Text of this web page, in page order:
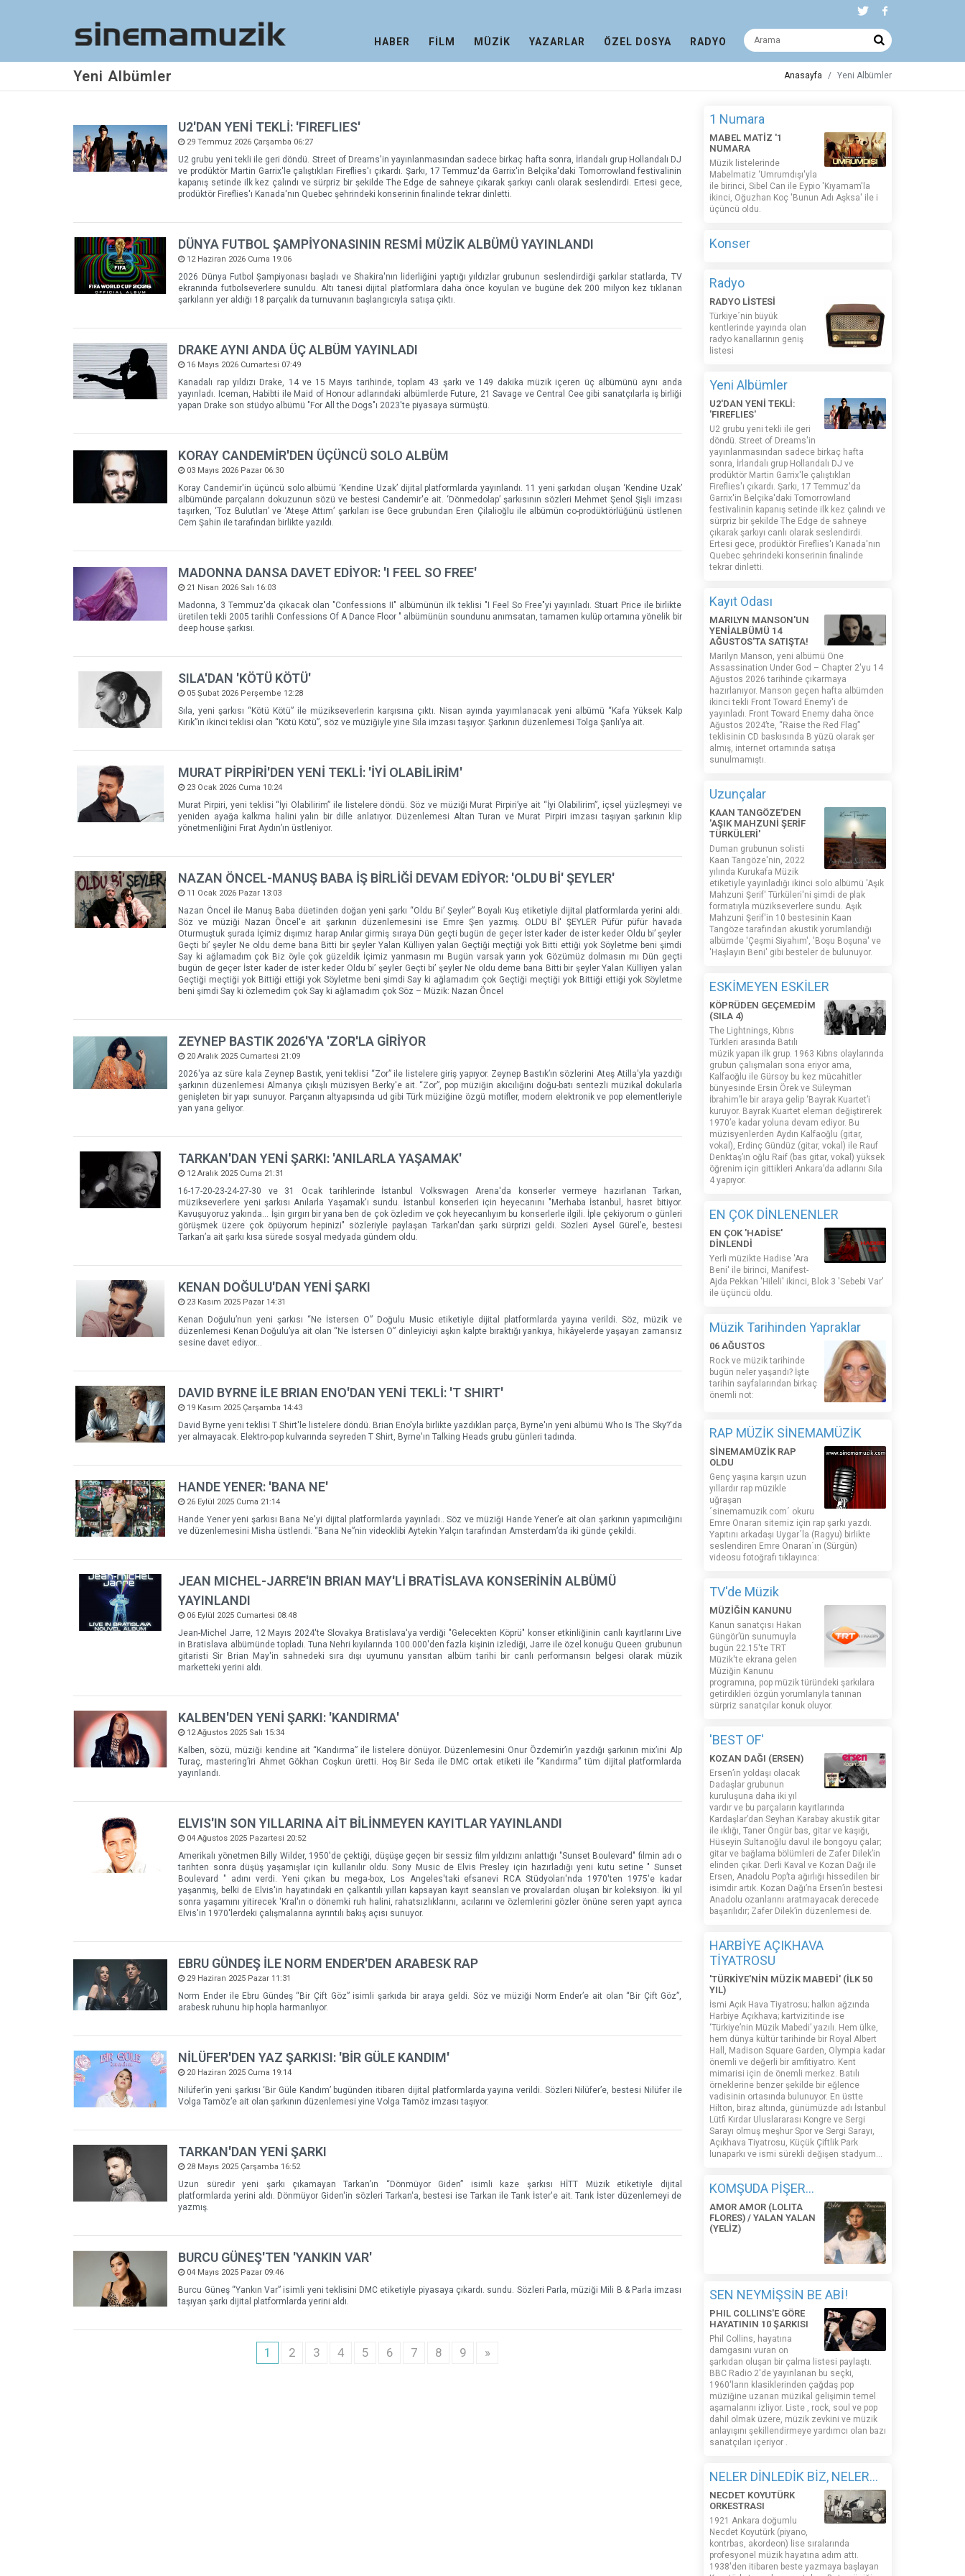
HABER FİLM MÜZİK YAZARLAR ÖZEL DOSYA RADYO
Yeni Albümler Anasayfa Yeni Albümler
U2'DAN YENİ TEKLİ: 'FIREFLIES'
29 Temmuz 2026 Çarşamba 06:27
U2 grubu yeni tekli ile geri döndü. Street of Dreams'in yayınlanmasından sadece birkaç hafta sonra, İrlandalı grup Hollandalı DJ
ve prodüktör Martin Garrix'le çalıştıkları Fireflies'ı çıkardı. Şarkı, 17 Temmuz'da Garrix'in Belçika'daki Tomorrowland festivalinin
kapanış setinde ilk kez çalındı ​​ve sürpriz bir şekilde The Edge de sahneye çıkarak şarkıyı canlı olarak seslendirdi. Ertesi gece,
prodüktör Fireflies'ı Kanada'nın Quebec şehrindeki konserinin finalinde tekrar dinletti.
DÜNYA FUTBOL ŞAMPİYONASININ RESMİ MÜZİK ALBÜMÜ YAYINLANDI
12 Haziran 2026 Cuma 19:06
2026 Dünya Futbol Şampiyonası başladı ve Shakira'nın liderliğini yaptığı yıldızlar grubunun seslendirdiği şarkılar statlarda, TV
ekranında futbolseverlere sunuldu. Altı tanesi dijital platformlara daha önce koyulan ve bugüne dek 200 milyon kez tıklanan
şarkıların yer aldığı 18 parçalık da turnuvanın başlangıcıyla satışa çıktı.
DRAKE AYNI ANDA ÜÇ ALBÜM YAYINLADI
16 Mayıs 2026 Cumartesi 07:49
Kanadalı rap yıldızı Drake, 14 ve 15 Mayıs tarihinde, toplam 43 şarkı ve 149 dakika müzik içeren üç albümünü aynı anda
yayınladı. Iceman, Habibti ile Maid of Honour adlarındaki albümlerde Future, 21 Savage ve Central Cee gibi sanatçılarla iş birliği
yapan Drake son stüdyo albümü "For All the Dogs"ı 2023'te piyasaya sürmüştü.
KORAY CANDEMİR'DEN ÜÇÜNCÜ SOLO ALBÜM
03 Mayıs 2026 Pazar 06:30
Koray Candemir'in üçüncü solo albümü ‘Kendine Uzak’ dijital platformlarda yayınlandı. 11 yeni şarkıdan oluşan ‘Kendine Uzak’
albümünde parçaların dokuzunun sözü ve bestesi Candemir'e ait. ‘Dönmedolap’ şarkısının sözleri Mehmet Şenol Şişli imzası
taşırken, ‘Toz Bulutları’ ve ‘Ateşe Attım’ şarkıları ise Gece grubundan Eren Çilalioğlu ile albümün co-prodüktörlüğünü üstlenen
Cem Şahin ile tarafından birlikte yazıldı.
MADONNA DANSA DAVET EDİYOR: 'I FEEL SO FREE'
21 Nisan 2026 Salı 16:03
Madonna, 3 Temmuz'da çıkacak olan "Confessions II" albümünün ilk teklisi "I Feel So Free"yi yayınladı. Stuart Price ile birlikte
üretilen tekli 2005 tarihli Confessions Of A Dance Floor " albümünün soundunu anımsatan, tamamen kulüp ortamına yönelik bir
deep house şarkısı.
SILA'DAN 'KÖTÜ KÖTÜ'
05 Şubat 2026 Perşembe 12:28
Sıla, yeni şarkısı “Kötü Kötü” ile müzikseverlerin karşısına çıktı. Nisan ayında yayımlanacak yeni albümü “Kafa Yüksek Kalp
Kırık”ın ikinci teklisi olan “Kötü Kötü”, söz ve müziğiyle yine Sıla imzası taşıyor. Şarkının düzenlemesi Tolga Şanlı’ya ait.
MURAT PİRPİRİ'DEN YENİ TEKLİ: 'İYİ OLABİLİRİM'
23 Ocak 2026 Cuma 10:24
Murat Pirpiri, yeni teklisi “İyi Olabilirim” ile listelere döndü. Söz ve müziği Murat Pirpiri’ye ait “İyi Olabilirim”, içsel yüzleşmeyi ve
yeniden ayağa kalkma halini yalın bir dille anlatıyor. Düzenlemesi Altan Turan ve Murat Pirpiri imzası taşıyan şarkının klip
yönetmenliğini Fırat Aydın’ın üstleniyor.
NAZAN ÖNCEL-MANUŞ BABA İŞ BİRLİĞİ DEVAM EDİYOR: 'OLDU Bİ' ŞEYLER'
11 Ocak 2026 Pazar 13:03
Nazan Öncel ile Manuş Baba düetinden doğan yeni şarkı “Oldu Bi’ Şeyler” Boyalı Kuş etiketiyle dijital platformlarda yerini aldı.
Söz ve müziği Nazan Öncel'e ait şarkının düzenlemesini ise Emre Şen yazmış. OLDU Bİ' ŞEYLER Püfür püfür havada
Oturmuştuk şurada İçimiz dışımız harap Anılar girmiş sıraya Dün geçti bugün de geçer İster kader de ister keder Oldu bi’ şeyler
Geçti bi’ şeyler Ne oldu deme bana Bitti bir şeyler Yalan Külliyen yalan Geçtiği meçtiği yok Bitti ettiği yok Söyletme beni şimdi
Say ki ağlamadım çok Biz öyle çok güzeldik İçimiz yanmasın mı Bugün varsak yarın yok Gözümüz dolmasın mı Dün geçti
bugün de geçer İster kader de ister keder Oldu bi’ şeyler Geçti bi’ şeyler Ne oldu deme bana Bitti bir şeyler Yalan Külliyen yalan
Geçtiği meçtiği yok Bittiği ettiği yok Söyletme beni şimdi Say ki ağlamadım çok Geçtiği meçtiği yok Bittiği ettiği yok Söyletme
beni şimdi Say ki özlemedim çok Say ki ağlamadım çok Söz – Müzik: Nazan Öncel
ZEYNEP BASTIK 2026'YA 'ZOR'LA GİRİYOR
20 Aralık 2025 Cumartesi 21:09
2026'ya az süre kala Zeynep Bastık, yeni teklisi “Zor” ile listelere giriş yapıyor. Zeynep Bastık’ın sözlerini Ateş Atilla'yla yazdığı
şarkının düzenlemesi Almanya çıkışlı müzisyen Berky'e ait. “Zor”, pop müziğin akıcılığını doğu-batı sentezli müzikal dokularla
genişleten bir yapı sunuyor. Parçanın altyapısında ud gibi Türk müziğine özgü motifler, modern elektronik ve pop elementleriyle
yan yana geliyor.
TARKAN'DAN YENİ ŞARKI: 'ANILARLA YAŞAMAK'
12 Aralık 2025 Cuma 21:31
16-17-20-23-24-27-30 ve 31 Ocak tarihlerinde İstanbul Volkswagen Arena'da konserler vermeye hazırlanan Tarkan,
müzikseverlere yeni şarkısı Anılarla Yaşamak'ı sundu. İstanbul konserleri için heyecanını "Merhaba İstanbul, hasret bitiyor.
Kavuşuyoruz yakında... İşin gırgırı bir yana ben de çok özledim ve çok heyecanlıyım bu konserlerle ilgili. İple çekiyorum o günleri
görüşmek üzere çok öpüyorum hepinizi" sözleriyle paylaşan Tarkan'dan şarkı sürprizi geldi. Sözleri Aysel Gürel’e, bestesi
Tarkan’a ait şarkı kısa sürede sosyal medyada gündem oldu.
KENAN DOĞULU'DAN YENİ ŞARKI
23 Kasım 2025 Pazar 14:31
Kenan Doğulu’nun yeni şarkısı “Ne İstersen O” Doğulu Music etiketiyle dijital platformlarda yayına verildi. Söz, müzik ve
düzenlemesi Kenan Doğulu’ya ait olan “Ne İstersen O” dinleyiciyi aşkın kalpte bıraktığı yankıya, hikâyelerde yaşayan zamansız
sesine davet ediyor…
DAVID BYRNE İLE BRIAN ENO'DAN YENİ TEKLİ: 'T SHIRT'
19 Kasım 2025 Çarşamba 14:43
David Byrne yeni teklisi T Shirt'le listelere döndü. Brian Eno'yla birlikte yazdıkları parça, Byrne'ın yeni albümü Who Is The Sky?'da
yer almayacak. Elektro-pop kulvarında seyreden T Shirt, Byrne'ın Talking Heads grubu günleri tadında.
HANDE YENER: 'BANA NE'
26 Eylül 2025 Cuma 21:14
Hande Yener yeni şarkısı Bana Ne'yi dijital platformlarda yayınladı.. Söz ve müziği Hande Yener’e ait olan şarkının yapımcılığını
ve düzenlemesini Misha üstlendi. “Bana Ne”nin videoklibi Aytekin Yalçın tarafından Amsterdam’da iki günde çekildi.
JEAN MICHEL-JARRE'IN BRIAN MAY'Lİ BRATİSLAVA KONSERİNİN ALBÜMÜ
YAYINLANDI
06 Eylül 2025 Cumartesi 08:48
Jean-Michel Jarre, 12 Mayıs 2024'te Slovakya Bratislava'ya verdiği "Gelecekten Köprü" konser etkinliğinin canlı kayıtlarını Live
in Bratislava albümünde topladı. Tuna Nehri kıyılarında 100.000'den fazla kişinin izlediği, Jarre ile özel konuğu Queen grubunun
gitaristi Sir Brian May'in sahnedeki sıra dışı uyumunu yansıtan albüm tarihi bir canlı performansın belgesi olarak müzik
marketteki yerini aldı.
KALBEN'DEN YENİ ŞARKI: 'KANDIRMA'
12 Ağustos 2025 Salı 15:34
Kalben, sözü, müziği kendine ait “Kandırma” ile listelere dönüyor. Düzenlemesini Onur Özdemir’in yazdığı şarkının mix’ini Alp
Turaç, mastering’iri Ahmet Gökhan Coşkun üretti. Hoş Bir Seda ile DMC ortak etiketi ile “Kandırma” tüm dijital platformlarda
yayınlandı.
ELVIS'IN SON YILLARINA AİT BİLİNMEYEN KAYITLAR YAYINLANDI
04 Ağustos 2025 Pazartesi 20:52
Amerikalı yönetmen Billy Wilder, 1950'de çektiği, düşüşe geçen bir sessiz film yıldızını anlattığı "Sunset Boulevard" filmin adı o
tarihten sonra düşüş yaşamışlar için kullanılır oldu. Sony Music de Elvis Presley için hazırladığı yeni kutu setine " Sunset
Boulevard " adını verdi. Yeni çıkan bu mega-box, Los Angeles'taki efsanevi RCA Stüdyoları'nda 1970'ten 1975'e kadar
yaşanmış, belki de Elvis'in hayatındaki en çalkantılı yılları kapsayan kayıt seansları ve provalardan oluşan bir koleksiyon. İki yıl
sonra yaşamını yitirecek 'Kral'ın o dönemki ruh halini, rahatsızlıklarını, acılarını ve özlemlerini gözler önüne seren yapıt ayrıca
Elvis'in 1970'lerdeki çalışmalarına ayrıntılı bakış açısı sunuyor.
EBRU GÜNDEŞ İLE NORM ENDER'DEN ARABESK RAP
29 Haziran 2025 Pazar 11:31
Norm Ender ile Ebru Gündeş “Bir Çift Göz” isimli şarkıda bir araya geldi. Söz ve müziği Norm Ender’e ait olan “Bir Çift Göz”,
arabesk ruhunu hip hopla harmanlıyor.
NİLÜFER'DEN YAZ ŞARKISI: 'BİR GÜLE KANDIM'
20 Haziran 2025 Cuma 19:14
Nilüfer’in yeni şarkısı ‘Bir Güle Kandım’ bugünden itibaren dijital platformlarda yayına verildi. Sözleri Nilüfer’e, bestesi Nilüfer ile
Volga Tamöz’e ait olan şarkının düzenlemesi yine Volga Tamöz imzası taşıyor.
TARKAN'DAN YENİ ŞARKI
28 Mayıs 2025 Çarşamba 16:52
Uzun süredir yeni şarkı çıkamayan Tarkan’ın “Dönmüyor Giden” isimli kaze şarkısı HİTT Müzik etiketiyle dijital
platformlarda yerini aldı. Dönmüyor Giden'in sözleri Tarkan'a, bestesi ise Tarkan ile Tarık İster'e ait. Tarık İster düzenlemeyi de
yazmış.
BURCU GÜNEŞ'TEN 'YANKIN VAR'
04 Mayıs 2025 Pazar 09:46
Burcu Güneş “Yankın Var” isimli yeni teklisini DMC etiketiyle piyasaya çıkardı. sundu. Sözleri Parla, müziği Mili B & Parla imzası
taşıyan şarkı dijital platformlarda yerini aldı.
1 2 3 4 5 6 7 8 9 »
1 Numara
MABEL MATİZ '1
NUMARA
Müzik listelerinde
Mabelmatiz ‘Umrumdışı'yla
ile birinci, Sibel Can ile Eypio 'Kıyamam'la
ikinci, Oğuzhan Koç 'Bunun Adı Aşksa' ile i
üçüncü oldu.
Konser
Radyo
RADYO LİSTESİ
Türkiye´nin büyük
kentlerinde yayında olan
radyo kanallarının geniş
listesi
Yeni Albümler
U2'DAN YENİ TEKLİ:
'FIREFLIES'
U2 grubu yeni tekli ile geri
döndü. Street of Dreams'in
yayınlanmasından sadece birkaç hafta
sonra, İrlandalı grup Hollandalı DJ ve
prodüktör Martin Garrix'le çalıştıkları
Fireflies'ı çıkardı. Şarkı, 17 Temmuz'da
Garrix'in Belçika'daki Tomorrowland
festivalinin kapanış setinde ilk kez çalındı ​​ve
sürpriz bir şekilde The Edge de sahneye
çıkarak şarkıyı canlı olarak seslendirdi.
Ertesi gece, prodüktör Fireflies'ı Kanada'nın
Quebec şehrindeki konserinin finalinde
tekrar dinletti.
Kayıt Odası
MARILYN MANSON'UN
YENİALBÜMÜ 14
AĞUSTOS'TA SATIŞTA!
Marilyn Manson, yeni albümü One
Assassination Under God – Chapter 2'yu 14
Ağustos 2026 tarihinde çıkarmaya
hazırlanıyor. Manson geçen hafta albümden
ikinci tekli Front Toward Enemy'i de
yayınladı. Front Toward Enemy daha önce
Ağustos 2024’te, “Raise the Red Flag”
teklisinin CD baskısında B yüzü olarak şer
almış, internet ortamında satışa
sunulmamıştı.
Uzunçalar
KAAN TANGÖZE'DEN
'AŞIK MAHZUNİ ŞERİF
TÜRKÜLERİ'
Duman grubunun solisti
Kaan Tangöze'nin, 2022
yılında Kurukafa Müzik
etiketiyle yayınladığı ikinci solo albümü 'Aşık
Mahzuni Şerif' Türküleri'ni şimdi de plak
formatıyla müzikseverlere sundu. Aşık
Mahzuni Şerif'in 10 bestesinin Kaan
Tangöze tarafından akustik yorumlandığı
albümde 'Çeşmi Siyahım', 'Boşu Boşuna' ve
'Haşlayın Beni' gibi besteler de bulunuyor.
ESKİMEYEN ESKİLER
KÖPRÜDEN GEÇEMEDİM
(SILA 4)
The Lightnings, Kıbrıs
Türkleri arasında Batılı
müzik yapan ilk grup. 1963 Kıbrıs olaylarında
grubun çalışmaları sona eriyor ama,
Kalfaoğlu ile Gürsoy bu kez mücahitler
bünyesinde Ersin Örek ve Süleyman
İbrahim’le bir araya gelip ‘Bayrak Kuartet’i
kuruyor. Bayrak Kuartet eleman değiştirerek
1970’e kadar yoluna devam ediyor. Bu
müzisyenlerden Aydın Kalfaoğlu (gitar,
vokal), Erdinç Gündüz (gitar, vokal) ile Rauf
Denktaş’ın oğlu Raif (bas gitar, vokal) yüksek
öğrenim için gittikleri Ankara’da adlarını Sıla
4 yapıyor.
EN ÇOK DİNLENENLER
EN ÇOK 'HADİSE'
DİNLENDİ
Yerli müzikte Hadise 'Ara
Beni' ile birinci, Manifest-
Ajda Pekkan 'Hileli' ikinci, Blok 3 'Sebebi Var'
ile üçüncü oldu.
Müzik Tarihinden Yapraklar
06 AĞUSTOS
Rock ve müzik tarihinde
bugün neler yaşandı? İşte
tarihin sayfalarından birkaç
önemli not:
RAP MÜZİK SİNEMAMÜZİK
SİNEMAMÜZİK RAP
OLDU
Genç yaşına karşın uzun
yıllardır rap müzikle
uğraşan
´sinemamuzik.com´ okuru
Emre Onaran sitemiz için rap şarkı yazdı.
Yapıtını arkadaşı Uygar´la (Ragyu) birlikte
seslendiren Emre Onaran´ın (Sürgün)
videosu fotoğrafı tıklayınca:
TV'de Müzik
MÜZİĞİN KANUNU
Kanun sanatçısı Hakan
Güngör’ün sunumuyla
bugün 22.15'te TRT
Müzik'te ekrana gelen
Müziğin Kanunu
programına, pop müzik türündeki şarkılara
getirdikleri özgün yorumlarıyla tanınan
sürpriz sanatçılar konuk oluyor.
'BEST OF'
KOZAN DAĞI (ERSEN)
Ersen’in yoldaşı olacak
Dadaşlar grubunun
kuruluşuna daha iki yıl
vardır ve bu parçaların kayıtlarında
Kardaşlar’dan Seyhan Karabay akustik gitar
ile ıklığı, Taner Öngür bas, gitar ve kaşığı,
Hüseyin Sultanoğlu davul ile bongoyu çalar;
gitar ve bağlama bölümleri de Zafer Dilek’in
elinden çıkar. Derli Kaval ve Kozan Dağı ile
Ersen, Anadolu Pop’ta ağırlığı hissedilen bir
isimdir artık. Kozan Dağı’na Ersen’in bestesi
Anadolu ozanlarını aratmayacak derecede
başarılıdır; Zafer Dilek’in düzenlemesi de.
HARBİYE AÇIKHAVA
TİYATROSU
'TÜRKİYE'NİN MÜZİK MABEDİ' (İLK 50
YIL)
İsmi Açık Hava Tiyatrosu; halkın ağzında
Harbiye Açıkhava; kartvizitinde ise
‘Türkiye’nin Müzik Mabedi’ yazılı. Hem ülke,
hem dünya kültür tarihinde bir Royal Albert
Hall, Madison Square Garden, Olympia kadar
önemli ve değerli bir amfitiyatro. Kent
mimarisi için de önemli merkez. Batılı
örneklerine benzer şekilde bir eğlence
vadisinin ortasında bulunuyor. En üstte
Hilton, biraz altında, günümüzde adı İstanbul
Lütfi Kırdar Uluslararası Kongre ve Sergi
Sarayı olmuş meşhur Spor ve Sergi Sarayı,
Açıkhava Tiyatrosu, Küçük Çiftlik Park
lunaparkı ve ismi sürekli değişen stadyum…
KOMŞUDA PİŞER...
AMOR AMOR (LOLITA
FLORES) / YALAN YALAN
(YELİZ)
SEN NEYMİŞSİN BE ABİ!
PHIL COLLINS'E GÖRE
HAYATININ 10 ŞARKISI
Phil Collins, hayatına
damgasını vuran on
şarkıdan oluşan bir çalma listesi paylaştı.
BBC Radio 2'de yayınlanan bu seçki,
1960'ların klasiklerinden çağdaş pop
müziğine uzanan müzikal gelişimin temel
aşamalarını izliyor. Liste , rock, soul ve pop
dahil olmak üzere, müzik zevkini ve müzik
anlayışını şekillendirmeye yardımcı olan bazı
sanatçıları içeriyor .
NELER DİNLEDİK BİZ, NELER...
NECDET KOYUTÜRK
ORKESTRASI
1921 Ankara doğumlu
Necdet Koyutürk (piyano,
kontrbas, akordeon) lise sıralarında
profesyonel müzik hayatına adım attı.
1938'den itibaren beste yazmaya başlayan